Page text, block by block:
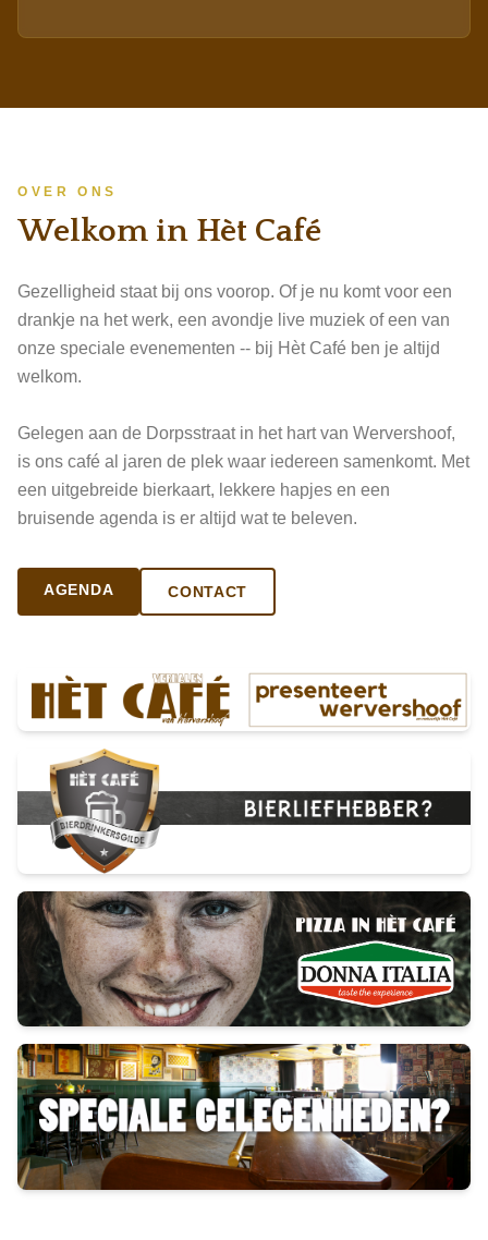
en een stapel knotsgekke liedjes meer dan genoeg. Wie
Misschien zijn ze volgens eigen zeggen de slechtste band
OVER ONS
Welkom in Hèt Café
Gezelligheid staat bij ons voorop. Of je nu komt voor een
drankje na het werk, een avondje live muziek of een van
onze speciale evenementen -- bij Hèt Café ben je altijd
welkom.
Gelegen aan de Dorpsstraat in het hart van Wervershoof,
is ons café al jaren de plek waar iedereen samenkomt. Met
een uitgebreide bierkaart, lekkere hapjes en een
bruisende agenda is er altijd wat te beleven.
AGENDA CONTACT